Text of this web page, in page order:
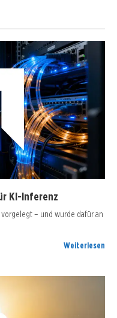
KI-Inferenz
– und wurde dafür an
Weiterlesen